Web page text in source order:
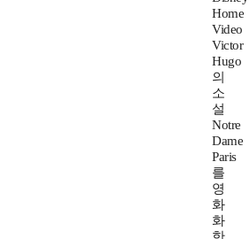
Home
Video
Victor
Hugo
의
소
설
Notre
Dame
Paris
를
영
화
화